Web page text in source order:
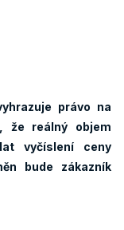
právo na
že reálný objem
vyčíslení ceny
bude zákazník